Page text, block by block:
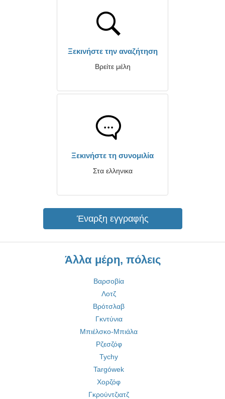
Ξεκινήστε την αναζήτηση
Βρείτε μέλη
Ξεκινήστε τη συνομιλία
Στα ελληνικα
Έναρξη εγγραφής
Άλλα μέρη, πόλεις
Βαρσοβία
Λοτζ
Βρότσλαβ
Γκντύνια
Μπιέλσκο-Μπιάλα
Ρζεσζόφ
Tychy
Targówek
Χορζόφ
Γκρούντζιατζ